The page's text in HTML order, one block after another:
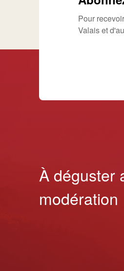
Pour
Valais et
À déguster
modération